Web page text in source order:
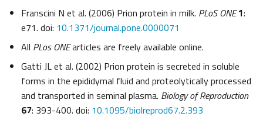
Franscini N et al. (2006) Prion protein in milk. PLoS ONE1:
e71. doi: 10.1371/journal.pone.0000071
All PLos ONEarticles are freely available online.
Gatti JL et al. (2002) Prion protein is secreted in soluble
forms in the epididymal fluid and proteolytically processed
and transported in seminal plasma. Biology of Reproduction
67: 393-400. doi: 10.1095/biolreprod67.2.393